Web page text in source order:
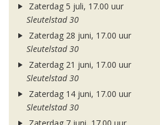
Zaterdag 5 juli, 17.00 uur
Sleutelstad 30
Zaterdag 28 juni, 17.00 uur
Sleutelstad 30
Zaterdag 21 juni, 17.00 uur
Sleutelstad 30
Zaterdag 14 juni, 17.00 uur
Sleutelstad 30